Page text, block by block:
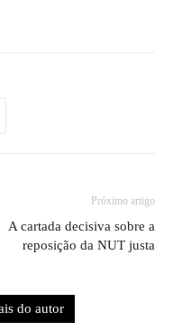
Próximo artigo
A cartada decisiva sobre a
reposição da NUT justa
do autor